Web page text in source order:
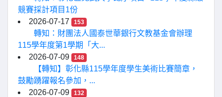
競賽採計項目1份
2026-07-17
153
轉知：財團法人國泰世華銀行文教基金會辦理
115學年度第1學期「大...
2026-07-09
148
【轉知】彰化縣115學年度學生美術比賽簡章，
鼓勵踴躍報名參加，...
2026-07-09
132